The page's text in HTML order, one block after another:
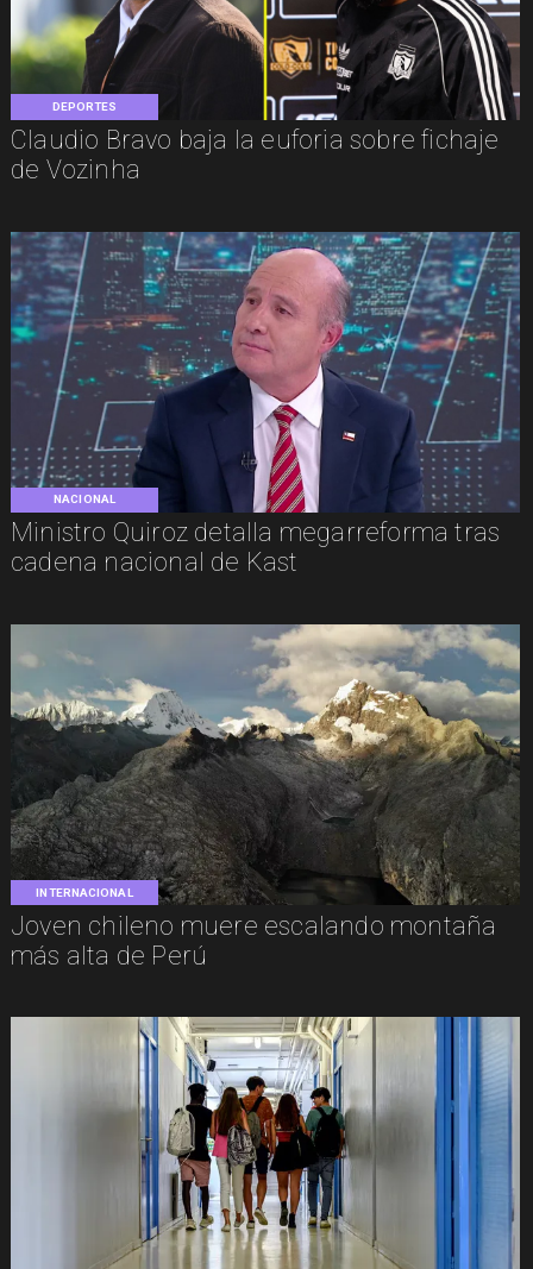
DEPORTES
Claudio Bravo baja la euforia sobre fichaje
de Vozinha
NACIONAL
Ministro Quiroz detalla megarreforma tras
cadena nacional de Kast
INTERNACIONAL
Joven chileno muere escalando montaña
más alta de Perú